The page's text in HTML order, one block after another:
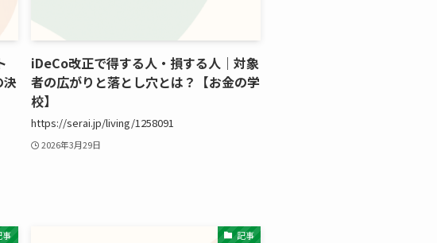
iDeCo改正で得する人・損する人｜対象
者の広がりと落とし穴とは？【お金の学
校】
https://serai.jp/living/1258091
2026年3月29日
事 記事